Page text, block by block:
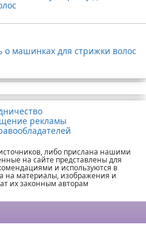
о машинках для стрижки волос
рекламы
либо прислана нашими
на сайте представлены для
и используются в
на материалы, изображения и
их законным авторам